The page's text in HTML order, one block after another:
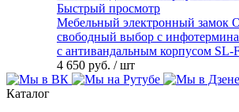
Быстрый просмотр
Мебельный электронный замок
свободный выбор с
с антивандальным корпусом SL-
4 650 руб. / шт
Каталог